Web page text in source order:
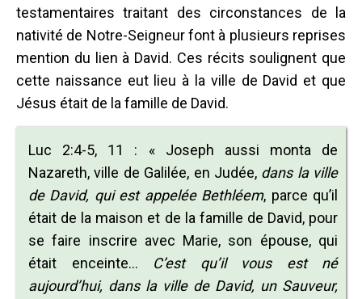
testamentaires traitant des circonstances de la
nativité de Notre-Seigneur font à plusieurs reprises
mention du lien à David. Ces récits soulignent que
cette naissance eut lieu à la ville de David et que
Jésus était de la famille de David.
Luc 2:4-5, 11 : « Joseph aussi monta de
Nazareth, ville de Galilée, en Judée, dans la ville
de David, qui est appelée Bethléem, parce qu’il
était de la maison et de la famille de David, pour
se faire inscrire avec Marie, son épouse, qui
était enceinte… C’est qu’il vous est né
aujourd’hui, dans la ville de David, un Sauveur,